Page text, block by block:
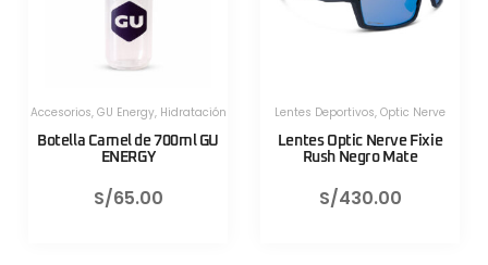
Herramientas,
Válvula CNC TLR Valve pro
S/ 130.00
Herramientas,
Válvula CNC TLR Valve pro
S/130.00